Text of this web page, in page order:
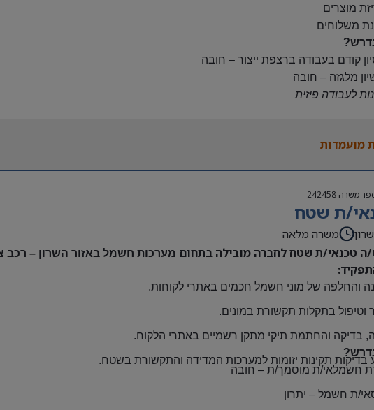
מוצרים
משלוחים
קודם בעבודה ברצפת ייצור – חובה
מלגזה – חובה
לעבודה פיזית
| ימים א-ה | 6:30-15:30
ובונוסים
חברה מהיום הראשון
חדרה
מועמדות
משרה242458
ת שטח
משרה מלאה
ה טכנאי/ת שטח לחברה מובילה בתחום מערכות חשמל באזור השרון – רכב
והחלפה של מוני חשמל חכמים באתרי לקוחות.
וטיפול בתקלות תקשורת במונים.
בדיקה והחתמת תיקי מתקן רשמיים באתרי הלקוח.
בדיקות תקינות יזומות למערכות המדידה והתקשורת בשטח.
חשמלאי/ת מוסמך/ת – חובה
ת חשמל – יתרון